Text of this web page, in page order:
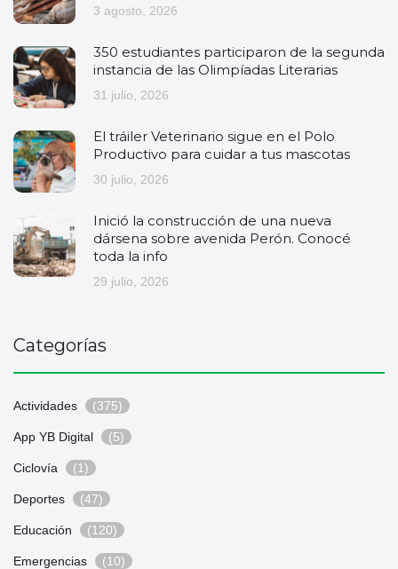
3 agosto, 2026
350 estudiantes participaron de la segunda
instancia de las Olimpíadas Literarias
31 julio, 2026
El tráiler Veterinario sigue en el Polo
Productivo para cuidar a tus mascotas
30 julio, 2026
Inició la construcción de una nueva
dársena sobre avenida Perón. Conocé
toda la info
29 julio, 2026
Categorías
Actividades (375)
App YB Digital (5)
Ciclovía (1)
Deportes (47)
Educación (120)
Emergencias (10)